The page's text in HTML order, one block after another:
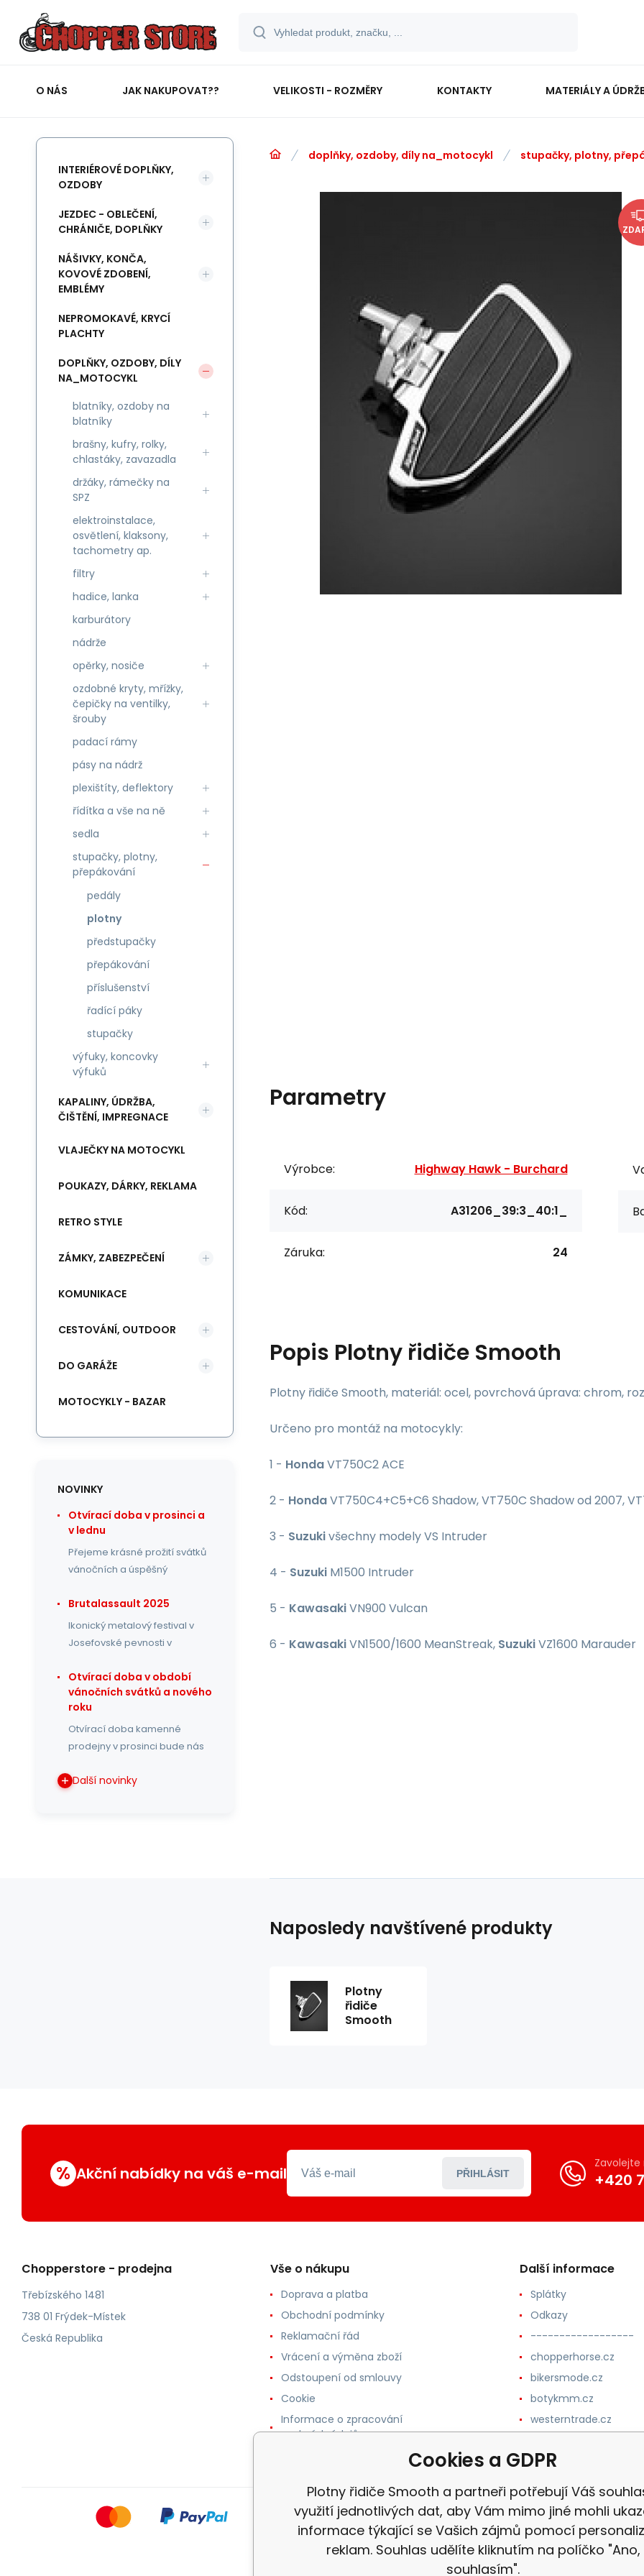
O NÁS JAK NAKUPOVAT?? VELIKOSTI - ROZMĚRY KONTAKTY MATERIÁLY A
doplňky, ozdoby, díly na_motocykl stupačky, plotny,
Parametry
Výrobce: Highway Hawk - Burchard
Kód: A31206_39:3_40:1_
Záruka: 24
Popis Plotny řidiče Smooth
Plotny řidiče Smooth, materiál: ocel, povrchová úprava: chrom,
Určeno pro montáž na motocykly:
1 - HondaVT750C2 ACE
2 - HondaVT750C4+C5+C6 Shadow, VT750C Shadow od 2007,
3 - Suzukivšechny modely VS Intruder
4 - Suzuki M1500 Intruder
5 - KawasakiVN900 Vulcan
6 - KawasakiVN1500/1600 MeanStreak, SuzukiVZ1600 Marauder
INTERIÉROVÉ DOPLŇKY,
OZDOBY
JEZDEC - OBLEČENÍ,
CHRÁNIČE, DOPLŇKY
NÁŠIVKY, KONČA,
KOVOVÉ ZDOBENÍ,
EMBLÉMY
NEPROMOKAVÉ, KRYCÍ
PLACHTY
DOPLŇKY, OZDOBY, DÍLY
NA_MOTOCYKL
blatníky, ozdoby na
blatníky
brašny, kufry, rolky,
chlastáky, zavazadla
držáky, rámečky na
SPZ
elektroinstalace,
osvětlení, klaksony,
tachometry ap.
filtry
hadice, lanka
karburátory
nádrže
opěrky, nosiče
ozdobné kryty, mřížky,
čepičky na ventilky,
šrouby
padací rámy
pásy na nádrž
plexištíty, deflektory
řídítka a vše na ně
sedla
stupačky, plotny,
přepákování
pedály
plotny
předstupačky
přepákování
příslušenství
řadící páky
stupačky
výfuky, koncovky
výfuků
KAPALINY, ÚDRŽBA,
ČIŠTĚNÍ, IMPREGNACE
VLAJEČKY NA MOTOCYKL
POUKAZY, DÁRKY, REKLAMA
RETRO STYLE
ZÁMKY, ZABEZPEČENÍ
KOMUNIKACE
CESTOVÁNÍ, OUTDOOR
DO GARÁŽE
MOTOCYKLY - BAZAR
NOVINKY
Otvírací doba v prosinci a
v lednu
Přejeme krásné prožití svátků
vánočních a úspěšný
Brutalassault 2025
Ikonický metalový festival v
Josefovské pevnosti v
Otvírací doba v období
vánočních svátků a nového
roku
Otvírací doba kamenné
prodejny v prosinci bude nás
Další novinky
Naposledy navštívené produkty
Plotny
řidiče
Smooth
% Akční nabídky na váš e-mail PŘIHLÁSIT +420
Chopperstore - prodejna
Třebízského 1481
738 01 Frýdek-Místek
Česká Republika
Vše o nákupu
Doprava a platba
Obchodní podmínky
Reklamační řád
Vrácení a výměna zboží
Odstoupení od smlouvy
Cookie
Informace o zpracování
osobních údajů
Další informace
Splátky
Odkazy
------------------
chopperhorse.cz
bikersmode.cz
botykmm.cz
westerntrade.cz
Cookies a GDPR
Plotny řidiče Smooth a partneři potřebují Váš
využití jednotlivých dat, aby Vám mimo jiné mohli
informace týkající se Vašich zájmů pomocí
reklam. Souhlas udělíte kliknutím na políčko "Ano,
souhlasím".